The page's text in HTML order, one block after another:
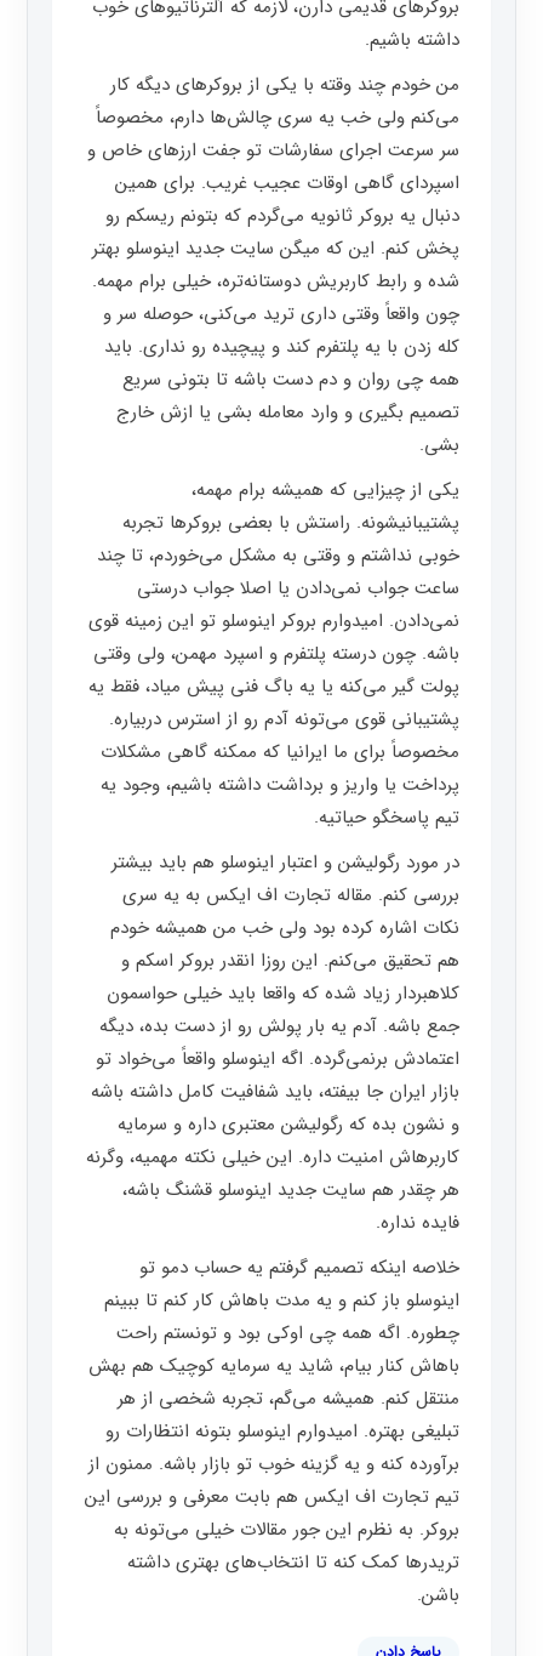
بروکرهای قدیمی دارن، لازمه که آلترناتیوهای خوب
داشته باشیم.
من خودم چند وقته با یکی از بروکرهای دیگه کار
می‌کنم ولی خب یه سری چالش‌ها دارم، مخصوصاً
سر سرعت اجرای سفارشات تو جفت ارزهای خاص و
اسپردای گاهی اوقات عجیب غریب. برای همین
دنبال یه بروکر ثانویه می‌گردم که بتونم ریسکم رو
پخش کنم. این که میگن سایت جدید اینوسلو بهتر
شده و رابط کاربریش دوستانه‌تره، خیلی برام مهمه.
چون واقعاً وقتی داری ترید می‌کنی، حوصله سر و
کله زدن با یه پلتفرم کند و پیچیده رو نداری. باید
همه چی روان و دم دست باشه تا بتونی سریع
تصمیم بگیری و وارد معامله بشی یا ازش خارج
بشی.
یکی از چیزایی که همیشه برام مهمه،
پشتیبانیشونه. راستش با بعضی بروکرها تجربه
خوبی نداشتم و وقتی به مشکل می‌خوردم، تا چند
ساعت جواب نمی‌دادن یا اصلا جواب درستی
نمی‌دادن. امیدوارم بروکر اینوسلو تو این زمینه قوی
باشه. چون درسته پلتفرم و اسپرد مهمن، ولی وقتی
پولت گیر می‌کنه یا یه باگ فنی پیش میاد، فقط یه
پشتیبانی قوی می‌تونه آدم رو از استرس دربیاره.
مخصوصاً برای ما ایرانیا که ممکنه گاهی مشکلات
پرداخت یا واریز و برداشت داشته باشیم، وجود یه
تیم پاسخگو حیاتیه.
در مورد رگولیشن و اعتبار اینوسلو هم باید بیشتر
بررسی کنم. مقاله تجارت اف ایکس به یه سری
نکات اشاره کرده بود ولی خب من همیشه خودم
هم تحقیق می‌کنم. این روزا انقدر بروکر اسکم و
کلاهبردار زیاد شده که واقعا باید خیلی حواسمون
جمع باشه. آدم یه بار پولش رو از دست بده، دیگه
اعتمادش برنمی‌گرده. اگه اینوسلو واقعاً می‌خواد تو
بازار ایران جا بیفته، باید شفافیت کامل داشته باشه
و نشون بده که رگولیشن معتبری داره و سرمایه
کاربرهاش امنیت داره. این خیلی نکته مهمیه، وگرنه
هر چقدر هم سایت جدید اینوسلو قشنگ باشه،
فایده نداره.
خلاصه اینکه تصمیم گرفتم یه حساب دمو تو
اینوسلو باز کنم و یه مدت باهاش کار کنم تا ببینم
چطوره. اگه همه چی اوکی بود و تونستم راحت
باهاش کنار بیام، شاید یه سرمایه کوچیک هم بهش
منتقل کنم. همیشه می‌گم، تجربه شخصی از هر
تبلیغی بهتره. امیدوارم اینوسلو بتونه انتظارات رو
برآورده کنه و یه گزینه خوب تو بازار باشه. ممنون از
تیم تجارت اف ایکس هم بابت معرفی و بررسی این
بروکر. به نظرم این جور مقالات خیلی می‌تونه به
تریدرها کمک کنه تا انتخاب‌های بهتری داشته
باشن.